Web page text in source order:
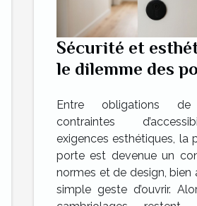
Sécurité et
le dilemme des
Entre obligations de
contraintes
exigences esthétiques, la
porte est devenue un
normes et de design, bien
simple geste d’ouvrir.